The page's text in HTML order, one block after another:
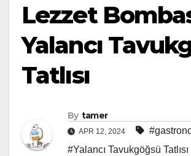
Lezzet
Yalancı
Tatlısı
By tamer
APR 12, 2024
#Yalancı Tavukgöğsü Tatlısı